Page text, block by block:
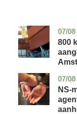
07/08
noord-
holland
nieuws
800
07/08
nieuws
NS-